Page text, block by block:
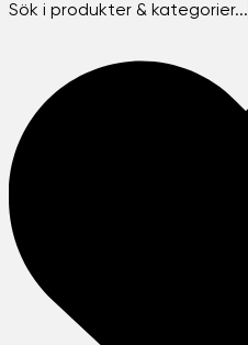
Sök i produkter & kategorier...